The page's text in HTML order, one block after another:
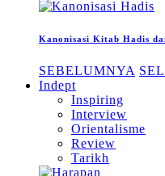
Kanonisasi Kitab Hadis
SEBELUMNYA
Indept
Inspiring
Interview
Orientalisme
Review
Tarikh